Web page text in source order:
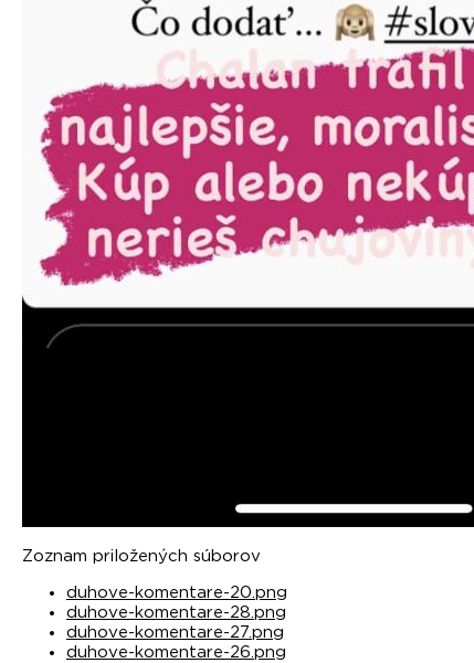
Zoznam priložených súborov
duhove-komentare-20.png
duhove-komentare-28.png
duhove-komentare-27.png
duhove-komentare-26.png